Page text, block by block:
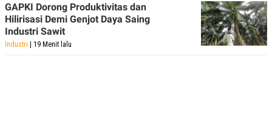
GAPKI Dorong Produktivitas dan
Hilirisasi Demi Genjot Daya Saing
Industri Sawit
Industri | 19 Menit lalu